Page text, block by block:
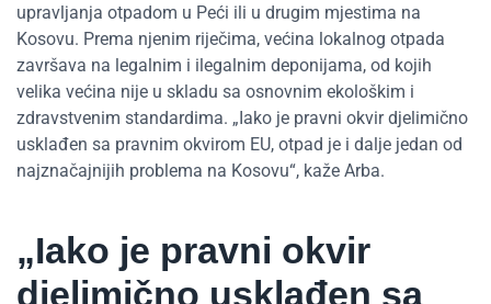
upravljanja otpadom u Peći ili u drugim mjestima na
Kosovu. Prema njenim riječima, većina lokalnog otpada
završava na legalnim i ilegalnim deponijama, od kojih
velika većina nije u skladu sa osnovnim ekološkim i
zdravstvenim standardima. „Iako je pravni okvir djelimično
usklađen sa pravnim okvirom EU, otpad je i dalje jedan od
najznačajnijih problema na Kosovu“, kaže Arba.
„Iako je pravni okvir
djelimično usklađen sa